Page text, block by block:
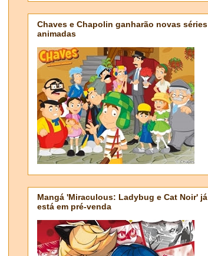
Chaves e Chapolin ganharão novas séries
animadas
Mangá 'Miraculous: Ladybug e Cat Noir' já
está em pré-venda